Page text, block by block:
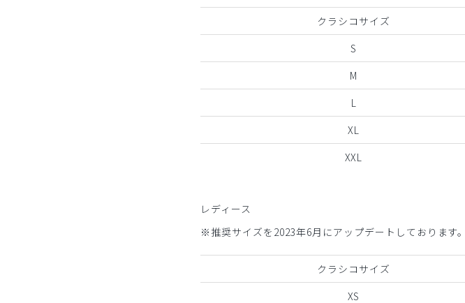
クラシコサイズ
S
M
L
XL
XXL
レディース
※推奨サイズを2023年6月にアップデートしております。
クラシコサイズ
XS